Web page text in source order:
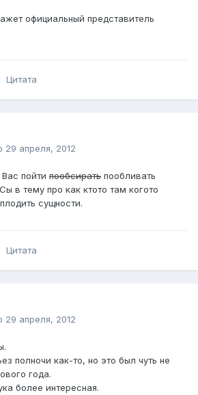
официальный представитель
Цитата
29 апреля, 2012
пойти пообсирать пообливать
в тему про как ктото там когото
сущности.
Цитата
29 апреля, 2012
полночи как-то, но это был чуть не
года.
более интересная.